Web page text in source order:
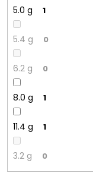
5.0 g 1
5.4 g 0
6.2 g 0
8.0 g 1
11.4 g 1
3.2 g 0